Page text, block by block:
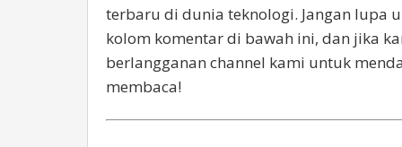
terbaru di dunia teknologi. Jangan lupa
kolom komentar di bawah ini, dan jika
berlangganan channel kami untuk
membaca!